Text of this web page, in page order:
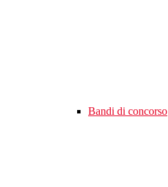
Bandi di concorso